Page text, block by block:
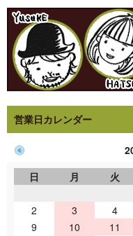
営業日カレンダー
日
月 火
2
3 4
9
10 11